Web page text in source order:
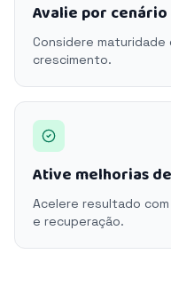
Avalie por cenário
Considere
crescimento.
Ative melhorias
Acelere resultado
e recuperação.